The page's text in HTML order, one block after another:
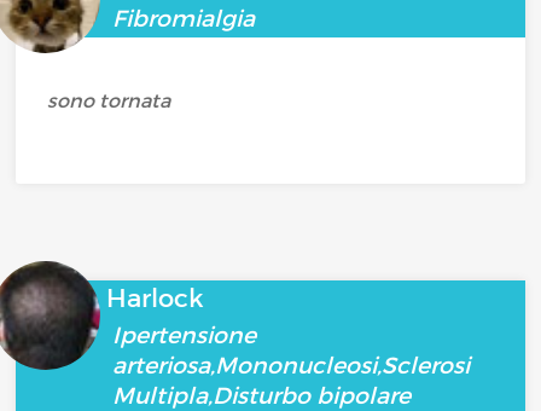
Fibromialgia
sono tornata
Harlock
Ipertensione
arteriosa,Mononucleosi,Sclerosi
Multipla,Disturbo bipolare